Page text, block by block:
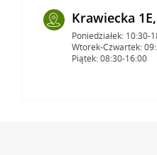
Krawiecka
Poniedziałek: 10:30-
Wtorek-Czwartek:
Piątek: 08:30-16:00